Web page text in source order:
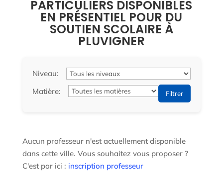
PARTICULIERS DISPONIBLES
EN PRÉSENTIEL POUR DU
SOUTIEN SCOLAIRE À
PLUVIGNER
Niveau:
Matière:
Filtrer
Aucun professeur n'est actuellement disponible
dans cette ville. Vous souhaitez vous proposer ?
C'est par ici : inscription professeur